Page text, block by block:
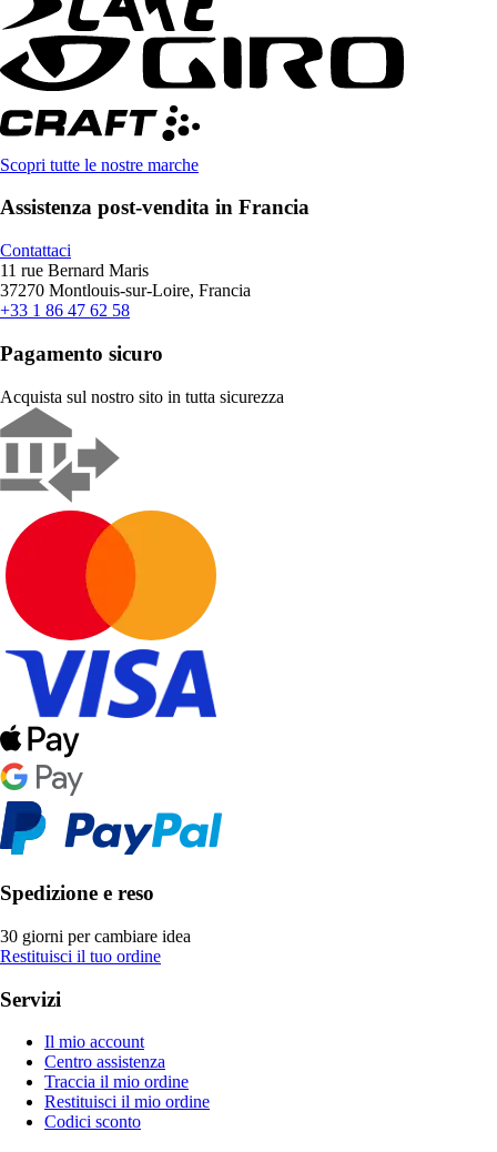
Scopri tutte le nostre marche
Assistenza post-vendita in Francia
Contattaci
11 rue Bernard Maris
37270 Montlouis-sur-Loire, Francia
+33 1 86 47 62 58
Pagamento sicuro
Acquista sul nostro sito in tutta sicurezza
Spedizione e reso
30 giorni per cambiare idea
Restituisci il tuo ordine
Servizi
Il mio account
Centro assistenza
Traccia il mio ordine
Restituisci il mio ordine
Codici sconto